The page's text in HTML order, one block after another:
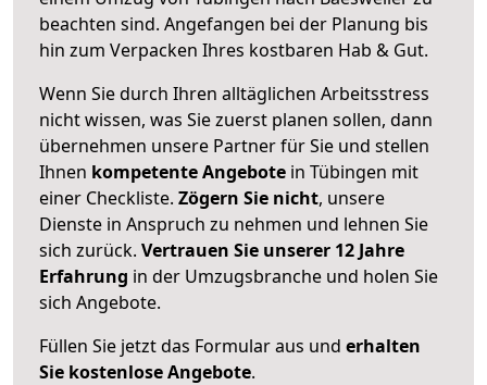
beachten sind. Angefangen bei der Planung bis
hin zum Verpacken Ihres kostbaren Hab & Gut.
Wenn Sie durch Ihren alltäglichen Arbeitsstress
nicht wissen, was Sie zuerst planen sollen, dann
übernehmen unsere Partner für Sie und stellen
Ihnen kompetente Angebote in Tübingen mit
einer Checkliste. Zögern Sie nicht, unsere
Dienste in Anspruch zu nehmen und lehnen Sie
sich zurück. Vertrauen Sie unserer 12 Jahre
Erfahrung in der Umzugsbranche und holen Sie
sich Angebote.
Füllen Sie jetzt das Formular aus und erhalten
Sie kostenlose Angebote.